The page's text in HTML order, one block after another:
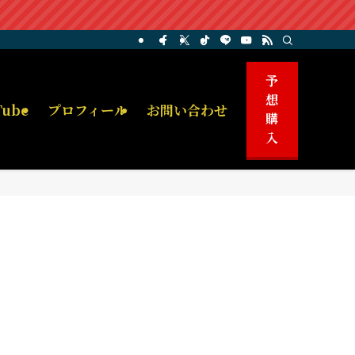
プロフィール お問い合わせ
予
想
購
入